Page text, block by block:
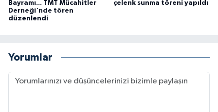
Bayramı... TMT Mücahitler
Derneği'nde tören
düzenlendi
çelenk sunma töreni yapıldı
Yorumlar